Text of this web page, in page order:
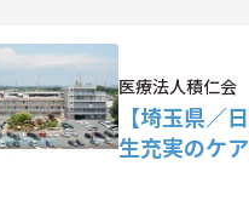
医療法人積仁
【埼玉県／
生充実のケ